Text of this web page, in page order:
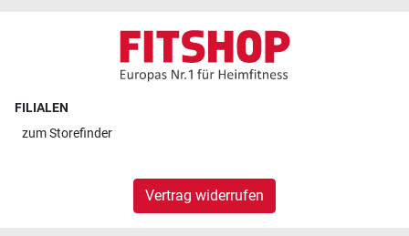
FILIALEN
zumStorefinder
Vertrag widerrufen